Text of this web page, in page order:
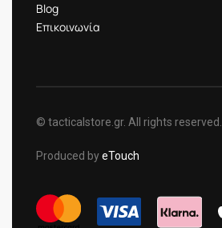
Blog
Επικοινωνία
© tacticalstore.gr. All rights reserved.
Produced byeTouch